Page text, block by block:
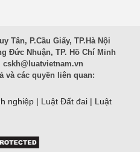
Tân, P.Cầu Giấy, TP.Hà Nội
Đức Nhuận, TP. Hồ Chí Minh
cskh@luatvietnam.vn
và các quyền liên quan:
nghiệp | Luật Đất đai | Luật